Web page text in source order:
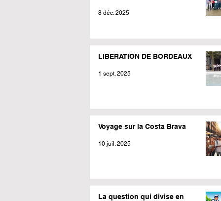
8 déc. 2025
LIBERATION DE BORDEAUX
1 sept. 2025
Voyage sur la Costa Brava
10 juil. 2025
La question qui divise en